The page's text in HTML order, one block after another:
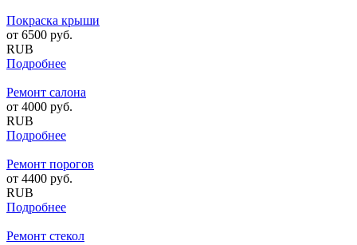
Покраска крыши
от 6500 руб.
RUB
Подробнее
Ремонт салона
от 4000 руб.
RUB
Подробнее
Ремонт порогов
от 4400 руб.
RUB
Подробнее
Ремонт стекол